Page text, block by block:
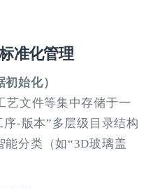
准化管理
始化）
艺文件等集中存储于一
-版本”多层级目录结构
能分类（如“3D玻璃盖